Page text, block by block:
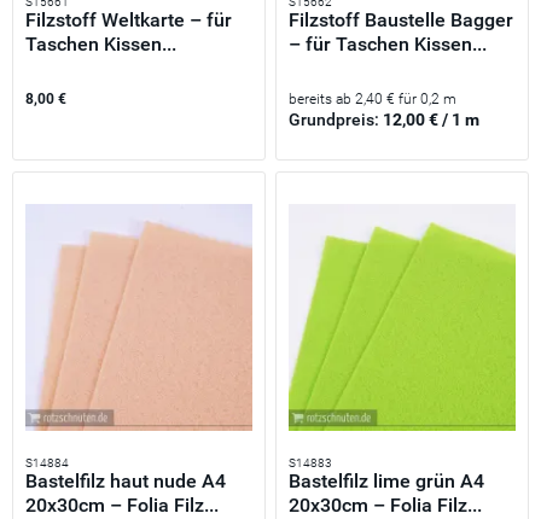
Filzstoff Weltkarte – für
Taschen Kissen...
8,00 €
Filzstoff Baustelle Bagger
– für Taschen Kissen...
bereits ab 2,40 € für 0,2 m
Grundpreis: 12,00 € / 1 m
S14884
Bastelfilz haut nude A4
20x30cm – Folia Filz...
S14883
Bastelfilz lime grün A4
20x30cm – Folia Filz...